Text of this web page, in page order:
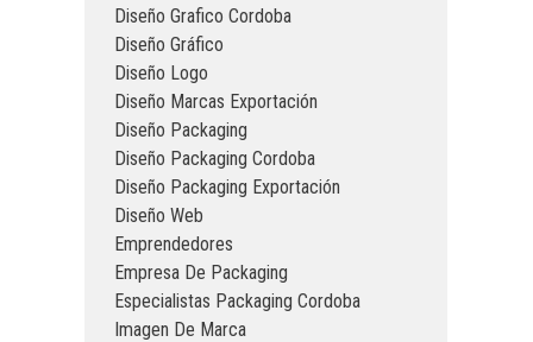
Diseño Grafico Cordoba
Diseño Gráfico
Diseño Logo
Diseño Marcas Exportación
Diseño Packaging
Diseño Packaging Cordoba
Diseño Packaging Exportación
Diseño Web
Emprendedores
Empresa De Packaging
Especialistas Packaging Cordoba
Imagen De Marca